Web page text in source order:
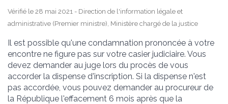
Vérifié le 28 mai 2021 - Direction de l'information légale et
administrative (Premier ministre), Ministère chargé de la justice
Il est possible qu'une condamnation prononcée à votre
encontre ne figure pas sur votre casier judiciaire. Vous
devez demander au juge lors du procès de vous
accorder la dispense d'inscription. Si la dispense n'est
pas accordée, vous pouvez demander au procureur de
la République l'effacement 6 mois après que la